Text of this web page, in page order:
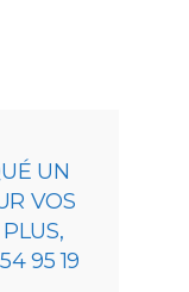
UN
VOS
95 19